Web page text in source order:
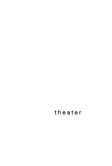
t h e a t e r